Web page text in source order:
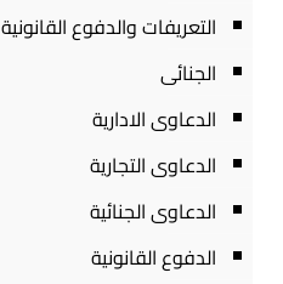
التعريفات والدفوع القانونية
الجنائى
الدعاوى الادارية
الدعاوى التجارية
الدعاوى الجنائية
الدفوع القانونية